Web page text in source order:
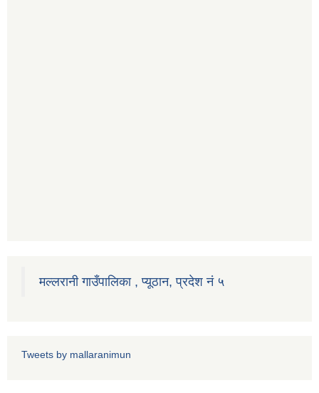
मल्लरानी गाउँपालिका , प्यूठान, प्रदेश नं ५
Tweets by mallaranimun